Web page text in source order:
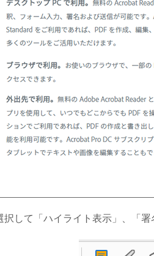
して「ハイライト表示」、「署